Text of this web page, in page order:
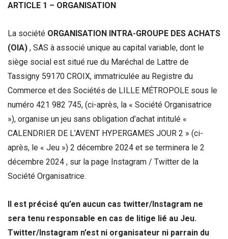
ARTICLE 1 – ORGANISATION
La société ORGANISATION INTRA-GROUPE DES ACHATS
(OIA) , SAS à associé unique au capital variable, dont le
siège social est situé rue du Maréchal de Lattre de
Tassigny 59170 CROIX, immatriculée au Registre du
Commerce et des Sociétés de LILLE MÉTROPOLE sous le
numéro 421 982 745, (ci-après, la « Société Organisatrice
»), organise un jeu sans obligation d’achat intitulé «
CALENDRIER DE L’AVENT HYPERGAMES JOUR 2 » (ci-
après, le « Jeu ») 2 décembre 2024 et se terminera le 2
décembre 2024 , sur la page Instagram / Twitter de la
Société Organisatrice.
Il est précisé qu’en aucun cas twitter/Instagram ne
sera tenu responsable en cas de litige lié au Jeu.
Twitter/Instagram n’est ni organisateur ni parrain du